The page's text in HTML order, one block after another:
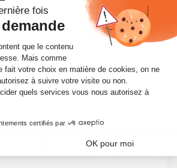
qualité
sur banc
avant expédition.
unturbo reconditionné
pari gagnant :performances
de dépenses (avec un
à 304,00 €)
!